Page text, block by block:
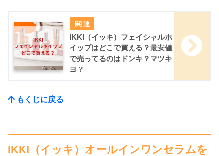
IKKI（イッキ）フェイシャルホ
イップはどこで買える？最安値
で売ってるのはドンキ？マツキ
ヨ？
もくじに戻る
IKKI（イッキ）オールインワンセラムを